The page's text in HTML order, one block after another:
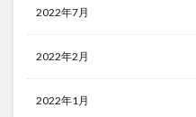
2022年7月
2022年2月
2022年1月